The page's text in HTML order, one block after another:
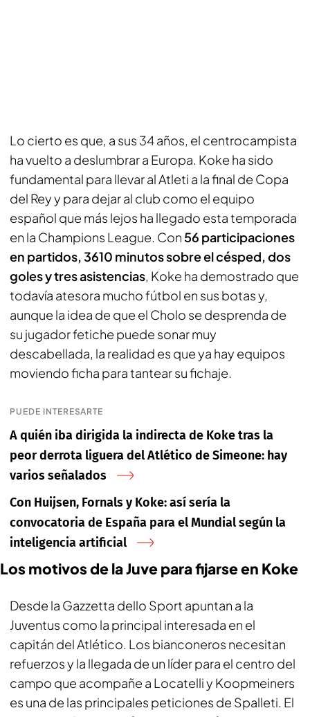
Lo cierto es que, a sus 34 años, el centrocampista
ha vuelto a deslumbrar a Europa. Koke ha sido
fundamental para llevar al Atleti a la final de Copa
del Rey y para dejar al club como el equipo
español que más lejos ha llegado esta temporada
en la Champions League. Con 56 participaciones
en partidos, 3610 minutos sobre el césped, dos
goles y tres asistencias, Koke ha demostrado que
todavía atesora mucho fútbol en sus botas y,
aunque la idea de que el Cholo se desprenda de
su jugador fetiche puede sonar muy
descabellada, la realidad es que ya hay equipos
moviendo ficha para tantear su fichaje.
PUEDE INTERESARTE
A quién iba dirigida la indirecta de Koke tras la
peor derrota liguera del Atlético de Simeone: hay
varios señalados
Con Huijsen, Fornals y Koke: así sería la
convocatoria de España para el Mundial según la
inteligencia artificial
Los motivos de la Juve para fijarse en Koke
Desde la Gazzetta dello Sport apuntan a la
Juventus como la principal interesada en el
capitán del Atlético. Los bianconeros necesitan
refuerzos y la llegada de un líder para el centro del
campo que acompañe a Locatelli y Koopmeiners
es una de las principales peticiones de Spalleti. El